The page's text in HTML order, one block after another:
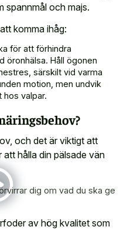
spannmål och majs.
komma ihåg:
för att förhindra
öronhälsa. Håll ögonen
särskilt vid varma
motion, men undvik
hos valpar.
och det är viktigt att
hålla din pälsade vän
dig om vad du ska ge
av hög kvalitet som